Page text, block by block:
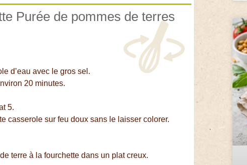
Purée de pommes de terres
d’eau avec le gros sel.
20 minutes.
5.
casserole sur feu doux sans le laisser colorer.
terre à la fourchette dans un plat creux.